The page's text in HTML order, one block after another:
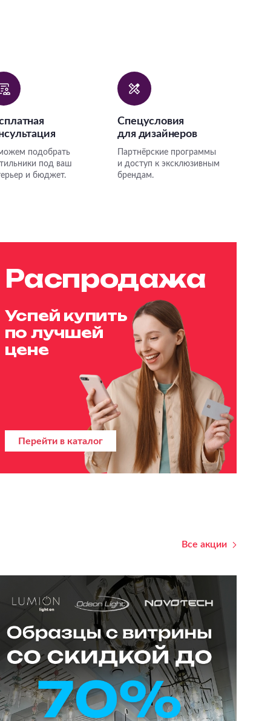
подобрать
под ваш
и бюджет.
Спецусловия
для дизайнеров
Партнёрские программы
и доступ к эксклюзивным
брендам.
Распродажа
Успей купить
по лучшей
цене
Перейти в каталог
Все акции